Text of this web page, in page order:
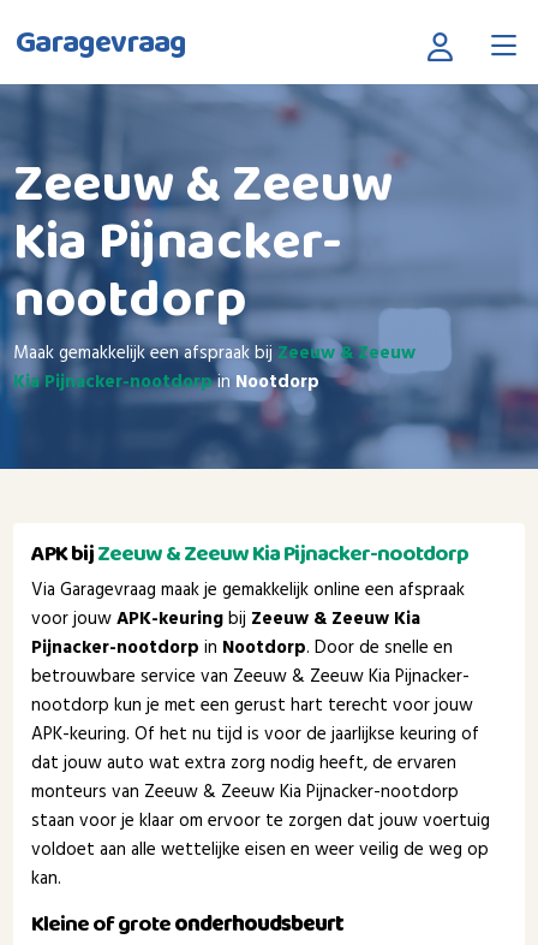
Garagevraag
Zeeuw & Zeeuw
Kia Pijnacker-
nootdorp
Maak gemakkelijk een afspraak bij Zeeuw & Zeeuw
Kia Pijnacker-nootdorpin Nootdorp
APK bijZeeuw & Zeeuw Kia Pijnacker-nootdorp
Via Garagevraag maak je gemakkelijk online een afspraak
voor jouwAPK-keuringbij Zeeuw & Zeeuw Kia
Pijnacker-nootdorp in Nootdorp. Door de snelle en
betrouwbare service van Zeeuw & Zeeuw Kia Pijnacker-
nootdorp kun je met een gerust hart terecht voor jouw
APK-keuring. Of het nu tijd is voor de jaarlijkse keuring of
dat jouw auto wat extra zorg nodig heeft, de ervaren
monteurs van Zeeuw & Zeeuw Kia Pijnacker-nootdorp
staan voor je klaar om ervoor te zorgen dat jouw voertuig
voldoet aan alle wettelijke eisen en weer veilig de weg op
kan.
Kleine of groteonderhoudsbeurt